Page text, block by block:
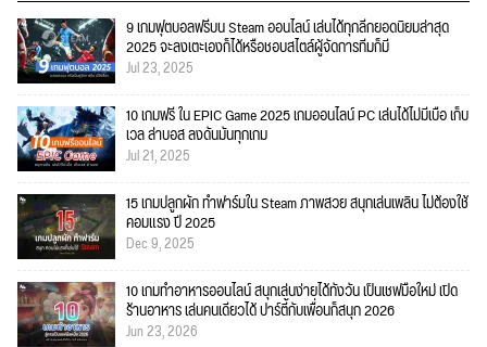
9 เกมฟุตบอลฟรีบน Steam ออนไลน์ เล่นได้ทุกลีกยอดนิยมล่าสุด
2025 จะลงเตะเองก็ได้หรือชอบสไตล์ผู้จัดการทีมก็มี
Jul 23, 2025
10 เกมฟรี ใน EPIC Game 2025 เกมออนไลน์ PC เล่นได้ไม่มีเบื่อ เก็บ
เวล ล่าบอส ลงดันมันทุกเกม
Jul 21, 2025
15 เกมปลูกผัก ทำฟาร์มใน Steam ภาพสวย สนุกเล่นเพลิน ไม่ต้องใช้
คอมแรง ปี 2025
Dec 9, 2025
10 เกมทำอาหารออนไลน์ สนุกเล่นง่ายได้ทั้งวัน เป็นเชฟมือใหม่ เปิด
ร้านอาหาร เล่นคนเดียวได้ ปาร์ตี้กับเพื่อนก็สนุก 2026
Jun 23, 2026